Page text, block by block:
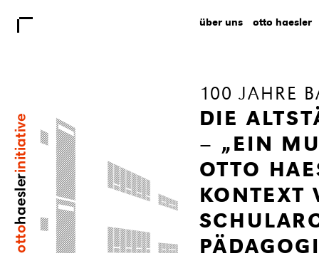
über uns otto haesler
100 JAHRE
DIE
– „EIN
OTTO
KONTEXT